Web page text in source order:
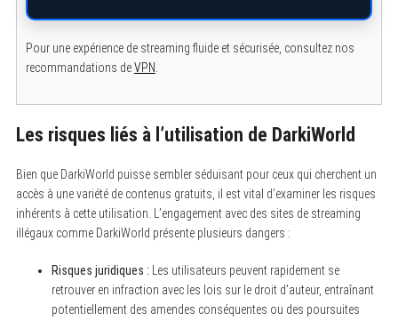
Pour une expérience de streaming fluide et sécurisée, consultez nos
recommandations deVPN
Les risques liés à l’utilisation de DarkiWorld
Bien que DarkiWorld puisse sembler séduisant pour ceux qui cherchent un
accès à une variété de contenus gratuits, il est vital d’examiner les risques
inhérents à cette utilisation. L’engagement avec des sites de streaming
illégaux comme DarkiWorld présente plusieurs dangers :
Risques juridiques : Les utilisateurs peuvent rapidement se
retrouver en infraction avec les lois sur le droit d’auteur, entraînant
potentiellement des amendes conséquentes ou des poursuites